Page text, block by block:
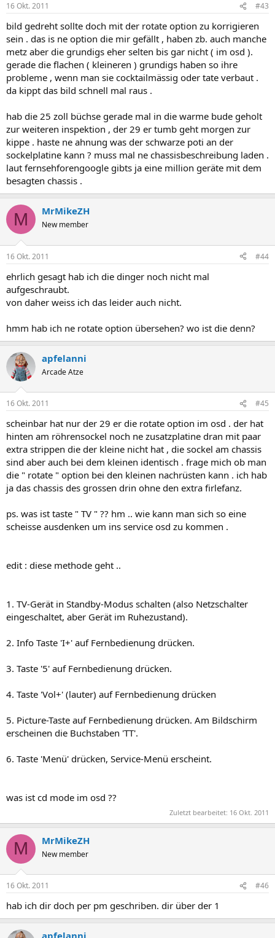
16 Okt. 2011 #43
bild gedreht sollte doch mit der rotate option zu korrigieren
sein . das is ne option die mir gefällt , haben zb. auch manche
metz aber die grundigs eher selten bis gar nicht ( im osd ).
gerade die flachen ( kleineren ) grundigs haben so ihre
probleme , wenn man sie cocktailmässig oder tate verbaut .
da kippt das bild schnell mal raus .
hab die 25 zoll büchse gerade mal in die warme bude geholt
zur weiteren inspektion , der 29 er tumb geht morgen zur
kippe . haste ne ahnung was der schwarze poti an der
sockelplatine kann ? muss mal ne chassisbeschreibung laden .
laut fernsehforengoogle gibts ja eine million geräte mit dem
besagten chassis .
M MrMikeZH
New member
16 Okt. 2011 #44
ehrlich gesagt hab ich die dinger noch nicht mal
aufgeschraubt.
von daher weiss ich das leider auch nicht.
hmm hab ich ne rotate option übersehen? wo ist die denn?
apfelanni
Arcade Atze
16 Okt. 2011 #45
scheinbar hat nur der 29 er die rotate option im osd . der hat
hinten am röhrensockel noch ne zusatzplatine dran mit paar
extra strippen die der kleine nicht hat , die sockel am chassis
sind aber auch bei dem kleinen identisch . frage mich ob man
die " rotate " option bei den kleinen nachrüsten kann . ich hab
ja das chassis des grossen drin ohne den extra firlefanz.
ps. was ist taste " TV " ?? hm .. wie kann man sich so eine
scheisse ausdenken um ins service osd zu kommen .
edit : diese methode geht ..
1. TV-Gerät in Standby-Modus schalten (also Netzschalter
eingeschaltet, aber Gerät im Ruhezustand).
2. Info Taste 'I+' auf Fernbedienung drücken.
3. Taste '5' auf Fernbedienung drücken.
4. Taste 'Vol+' (lauter) auf Fernbedienung drücken
5. Picture-Taste auf Fernbedienung drücken. Am Bildschirm
erscheinen die Buchstaben 'TT'.
6. Taste 'Menü' drücken, Service-Menü erscheint.
was ist cd mode im osd ??
Zuletzt bearbeitet: 16 Okt. 2011
M MrMikeZH
New member
16 Okt. 2011 #46
hab ich dir doch per pm geschriben. dir über der 1
apfelanni